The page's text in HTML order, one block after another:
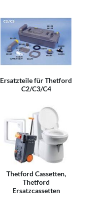
Ersatzteile für Thetford
C2/C3/C4
Thetford Cassetten,
Thetford
Ersatzcassetten